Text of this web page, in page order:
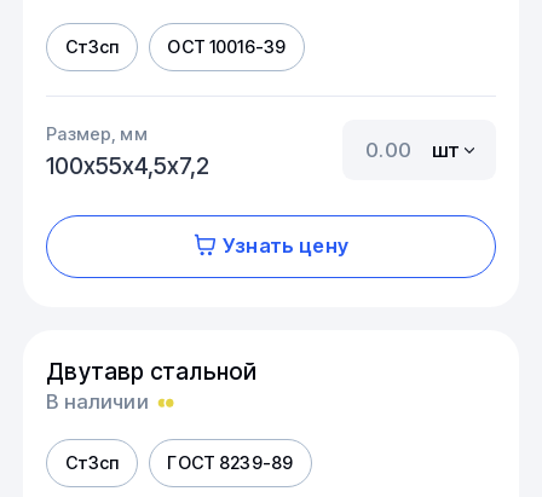
Ст3сп ОСТ 10016-39
Размер, мм
100х55х4,5х7,2
шт
Узнать цену
Двутавр стальной
В наличии
Ст3сп ГОСТ 8239-89